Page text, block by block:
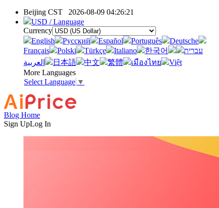
Beijing CST 2026-08-09 04:26:21
USD / Language
Currency
English
Pусский Español Português
Deutsche
Français
Polski Türkçe Italiano 한국어
עברית
العربية
日本語 中文 繁體 เมืองไทย
Việt
More Languages
Select Language ▼
Blog Home
Sign UpLog In